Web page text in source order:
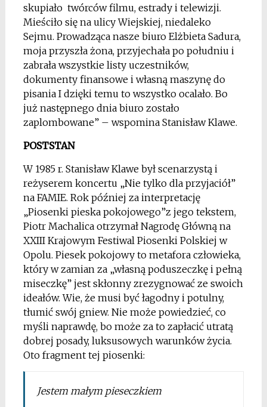
skupiało twórców filmu, estrady i telewizji.
Mieściło się na ulicy Wiejskiej, niedaleko
Sejmu. Prowadząca nasze biuro Elżbieta Sadura,
moja przyszła żona, przyjechała po południu i
zabrała wszystkie listy uczestników,
dokumenty finansowe i własną maszynę do
pisania I dzięki temu to wszystko ocalało. Bo
już następnego dnia biuro zostało
zaplombowane” – wspomina Stanisław Klawe.
POSTSTAN
W 1985 r. Stanisław Klawe był scenarzystą i
reżyserem koncertu „Nie tylko dla przyjaciół”
na FAMIE. Rok później za interpretację
„Piosenki pieska pokojowego”z jego tekstem,
Piotr Machalica otrzymał Nagrodę Główną na
XXIII Krajowym Festiwal Piosenki Polskiej w
Opolu. Piesek pokojowy to metafora człowieka,
który w zamian za „własną poduszeczkę i pełną
miseczkę” jest skłonny zrezygnować ze swoich
ideałów. Wie, że musi być łagodny i potulny,
tłumić swój gniew. Nie może powiedzieć, co
myśli naprawdę, bo może za to zapłacić utratą
dobrej posady, luksusowych warunków życia.
Oto fragment tej piosenki:
Jestem małym pieseczkiem